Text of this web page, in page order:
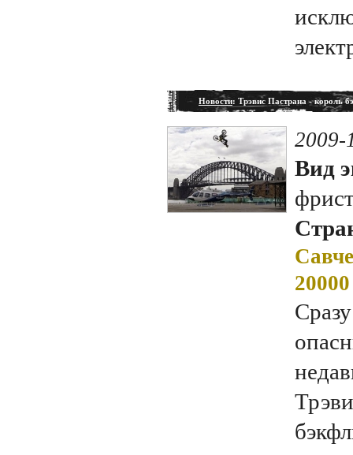
Новости: Трэвис Пастрана - король
2009-
Вид
20000